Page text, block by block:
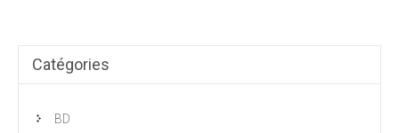
Catégories
BD